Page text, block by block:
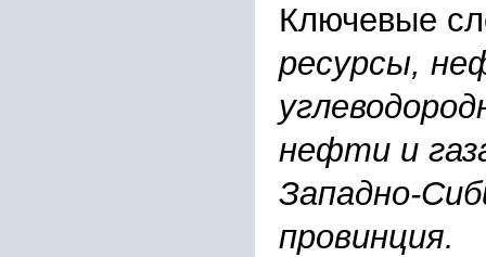
Ключевые
ресурсы,
нефти и
Западно-
провинция.